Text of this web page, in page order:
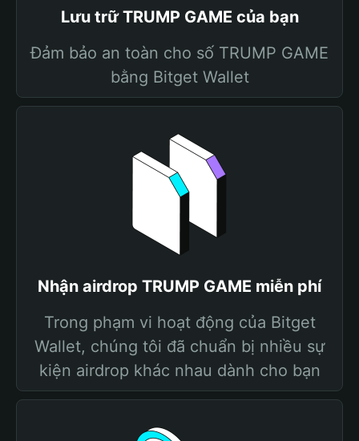
Lưu trữ TRUMP GAME của bạn
Đảm bảo an toàn cho số TRUMP GAME
bằng Bitget Wallet
Nhận airdrop TRUMP GAME miễn phí
Trong phạm vi hoạt động của Bitget
Wallet, chúng tôi đã chuẩn bị nhiều sự
kiện airdrop khác nhau dành cho bạn